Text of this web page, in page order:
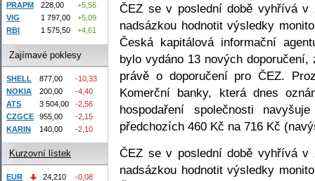
ČEZ se v poslední době vyhřívá
nadsázkou hodnotit výsledky
Česká kapitálová informační
bylo vydáno 13 nových
právě o doporučení pro ČEZ.
Komerční banky, která dnes
hospodaření společnosti
předchozích 460 Kč na 716 Kč
ČEZ se v poslední době vyhřívá
nadsázkou hodnotit výsledky
PRAPM
228,00
+5,56
VIG
1 797,00
+5,09
RBI
1 575,50 +4,61
Zajímavé poklesy
SHELL 877,00
-10,33
NOKIA
200,00
-4,40
ATS
3 504,00
-2,56
CZGCE
955,00
-2,15
KARIN
140,00 -2,10
Kurzovní lístek
EUR 24,210
-0,08